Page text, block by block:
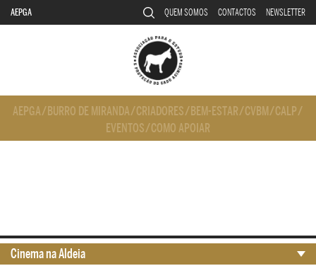
AEPGA QUEM SOMOS CONTACTOS NEWSLETTER
AEPGA/ BURRO DE MIRANDA/CRIADORES/ BEM-ESTAR/CVBM/CALP/
EVENTOS/COMO APOIAR
Cinema na Aldeia